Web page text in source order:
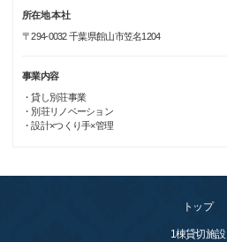
所在地 本社
〒294-0032 千葉県館山市笠名1204
事業内容
・貸し別荘事業
・別荘リノベーション
・設計×つくり手×管理
トップ
1棟貸切施設